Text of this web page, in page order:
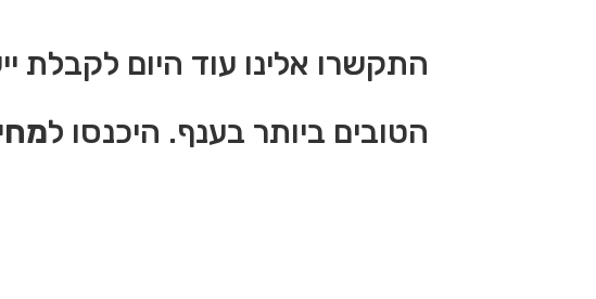
התקשרו אלינו עוד היום לקבלת
הטובים ביותר בענף. היכנסו ל